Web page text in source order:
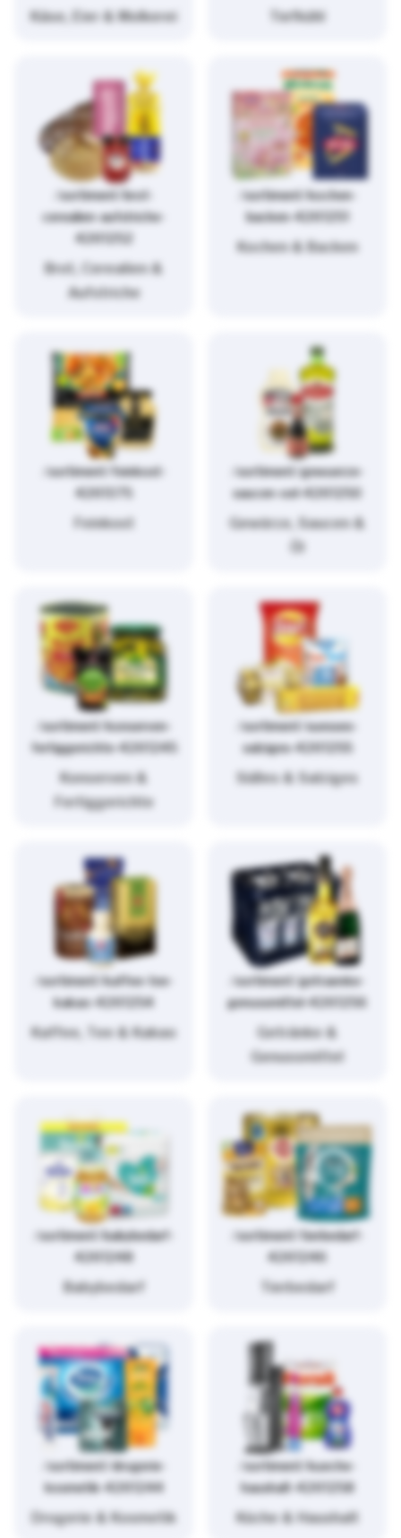
Käse, Eier & Molkerei Tiefkühl
/sortiment/brot-
cerealien-aufstriche-
4261252
Brot, Cerealien &
Aufstriche
/sortiment/kochen-
backen-4261251
Kochen & Backen
/sortiment/feinkost-
4261375
Feinkost
/sortiment/gewuerze-
saucen-oel-4261250
Gewürze, Saucen &
Öl
/sortiment/konserven-
fertiggerichte-4261245
Konserven &
Fertiggerichte
/sortiment/suesses-
salziges-4261255
Süßes & Salziges
/sortiment/kaffee-tee-
kakao-4261254
Kaffee, Tee & Kakao
/sortiment/getraenke-
genussmittel-4261256
Getränke &
Genussmittel
/sortiment/babybedarf-
4261248
Babybedarf
/sortiment/tierbedarf-
4261246
Tierbedarf
/sortiment/drogerie-
kosmetik-4261244
Drogerie & Kosmetik
/sortiment/kueche-
haushalt-4261258
Küche & Haushalt